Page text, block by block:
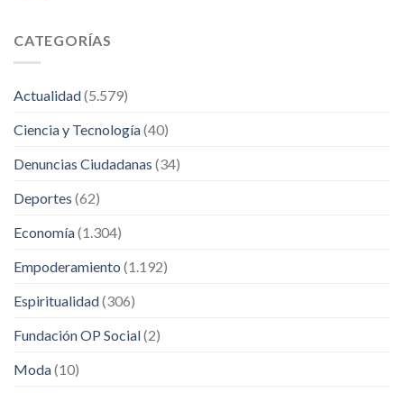
CATEGORÍAS
Actualidad(5.579)
Ciencia y Tecnología(40)
Denuncias Ciudadanas (34)
Deportes (62)
Economía(1.304)
Empoderamiento (1.192)
Espiritualidad(306)
Fundación OP Social(2)
Moda(10)